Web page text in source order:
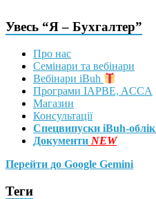
Увесь “Я – Бухгалтер”
Про нас
Семінари та вебінари
Вебінари iBuh
Програми IAPBE, ACCA
Магазин
Консультації
Спецвипуски iBuh-облік
Документи NEW
Перейти до Google Gemini
Теги